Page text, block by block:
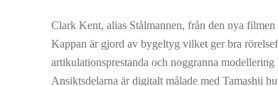
Clark Kent, alias Stålmannen, från den nya
Kappan är gjord av bygeltyg vilket ger bra
artikulationsprestanda och noggranna modellering
Ansiktsdelarna är digitalt målade med Tamashii